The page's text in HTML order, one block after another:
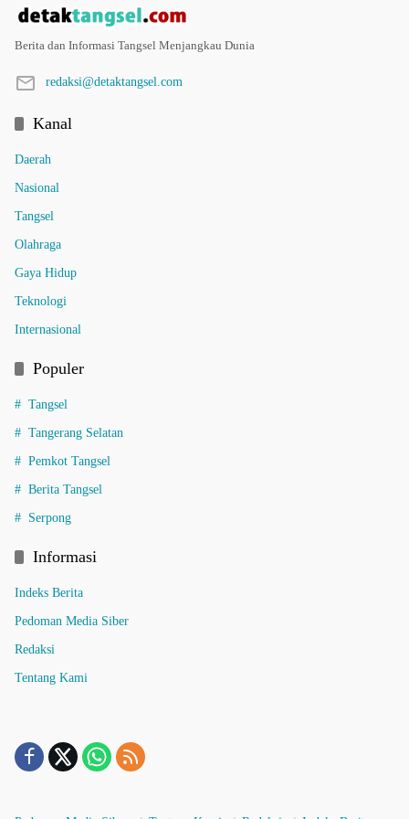
Berita dan Informasi Tangsel Menjangkau Dunia
redaksi@detaktangsel.com
Kanal
Daerah
Nasional
Tangsel
Olahraga
Gaya Hidup
Teknologi
Internasional
Populer
Tangsel
Tangerang Selatan
Pemkot Tangsel
Berita Tangsel
Serpong
Informasi
Indeks Berita
Pedoman Media Siber
Redaksi
Tentang Kami